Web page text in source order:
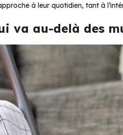
à leur quotidien, tant à
va au-delà des